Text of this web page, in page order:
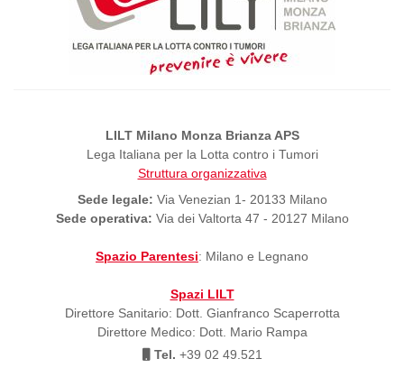
LILT Milano Monza Brianza APS
Lega Italiana per la Lotta contro i Tumori
Struttura organizzativa
Sede legale: Via Venezian 1- 20133 Milano
Sede operativa: Via dei Valtorta 47 - 20127 Milano
Spazio Parentesi: Milano e Legnano
Spazi LILT
Direttore Sanitario: Dott. Gianfranco Scaperrotta
Direttore Medico: Dott. Mario Rampa
Tel. +39 02 49.521